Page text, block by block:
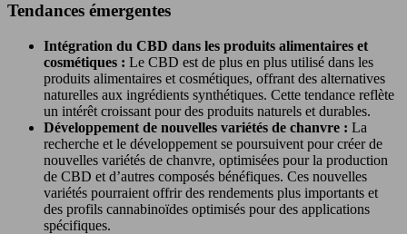
Tendances émergentes
Intégration du CBD dans les produits alimentaires et
cosmétiques : Le CBD est de plus en plus utilisé dans les
produits alimentaires et cosmétiques, offrant des alternatives
naturelles aux ingrédients synthétiques. Cette tendance reflète
un intérêt croissant pour des produits naturels et durables.
Développement de nouvelles variétés de chanvre : La
recherche et le développement se poursuivent pour créer de
nouvelles variétés de chanvre, optimisées pour la production
de CBD et d’autres composés bénéfiques. Ces nouvelles
variétés pourraient offrir des rendements plus importants et
des profils cannabinoïdes optimisés pour des applications
spécifiques.